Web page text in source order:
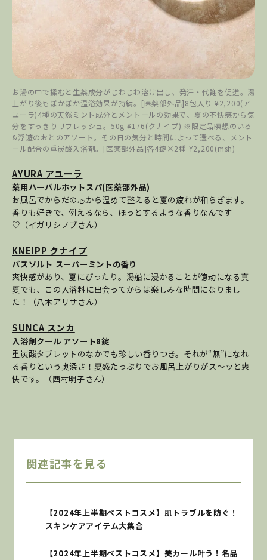
お湯の中で揉むと生薬成分がじわじわ溶け出し、発汗・代謝を促進。湯
上がり後もぽかぽか温浴効果が持続。[医薬部外品]8包入り ¥2,200(ア
ユーラ)4種の天然ミント成分とメントールの効果で、夏の不快感から気
分をすっきりリフレッシュ。50g ¥176(クナイプ) ※限定品瞑想のいろ
&浮遊のおとのアソート。その日の気分と時間によって選べる、メント
ール配合の重炭酸入浴剤。[医薬部外品]各4錠×2種 ¥2,200(msh)
AYURA アユーラ
薬用ハーバルホットスパ(医薬部外品)
お風呂でからだの芯から温めて整えると夏の疲れが和らぎます。
香りも好きで、例えるなら、ほっとするような香りなんです
♡（イガリシノブさん）
KNEIPP クナイプ
バスソルト スーパーミントの香り
爽快感があり、夏にぴったり。湯船に浸かることが億劫になる真
夏でも、この入浴料に出会ってからは楽しみな時間になりまし
た！（八木アリサさん）
SUNCA スンカ
入浴剤クール アソート8錠
重炭酸タブレットのなかでも珍しい香りつき。それが“無”になれ
る香りという奥深さ！夏感たっぷりでお風呂上がりがス〜ッと爽
快です。（西村明子さん）
関連記事を見る
【2024年上半期ベストコスメ】肌トラブルを防ぐ！
スキンケアアイテム大集合
【2024年上半期ベストコスメ】美カール叶う！名品